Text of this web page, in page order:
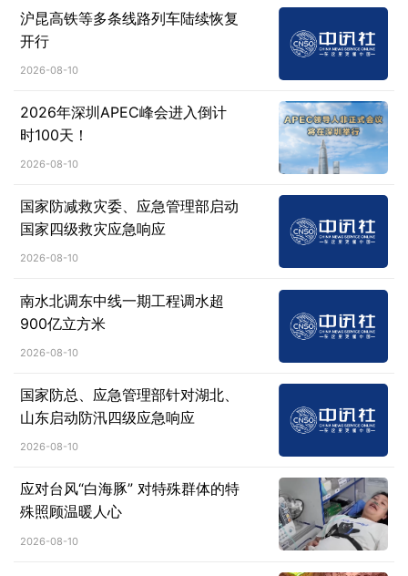
沪昆高铁等多条线路列车陆续恢复
开行
2026-08-10
2026年深圳APEC峰会进入倒计
时100天！
2026-08-10
国家防减救灾委、应急管理部启动
国家四级救灾应急响应
2026-08-10
南水北调东中线一期工程调水超
900亿立方米
2026-08-10
国家防总、应急管理部针对湖北、
山东启动防汛四级应急响应
2026-08-10
应对台风“白海豚” 对特殊群体的特
殊照顾温暖人心
2026-08-10